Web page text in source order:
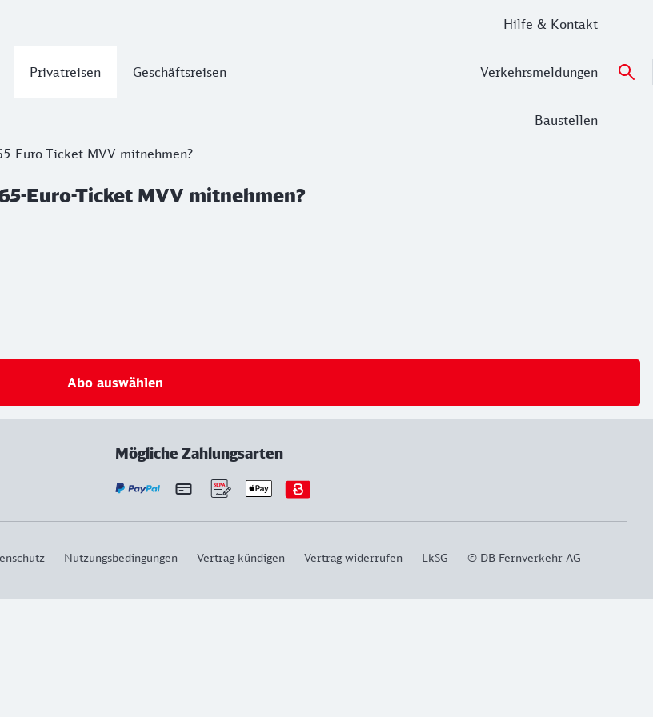
Privatreisen Geschäftsreisen
Hilfe & Kontakt
Verkehrsmeldungen
Baustellen
Euro-Ticket MVV mitnehmen?
Euro-Ticket MVV mitnehmen?
Abo auswählen
Mögliche Zahlungsarten
Nutzungsbedingungen Vertrag kündigen Vertrag widerrufen LkSG © DB Fernverkehr AG